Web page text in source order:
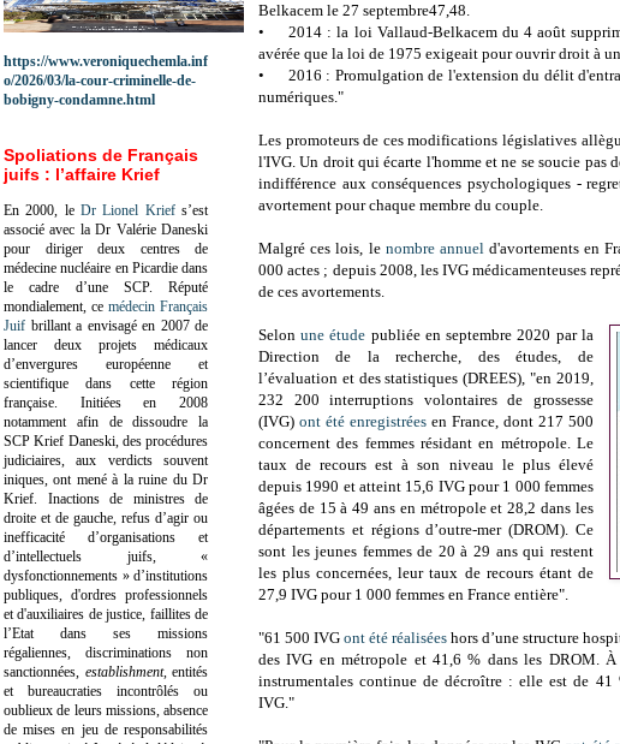
Belkacem le 27 septembre47,48.
•
2014 : la loi Vallaud-Belkacem du 4 août
avérée que la loi de 1975 exigeait pour ouvrir droit à
•
2016 : Promulgation de l'extension du délit
numériques."
Les promoteurs de ces modifications législatives
l'IVG. Un droit qui écarte l'homme et ne se soucie pas
indifférence aux conséquences psychologiques -
avortement pour chaque membre du couple.
Malgré ces lois, le nombre annueld'avortements en
000 actes ; depuis 2008, les IVG médicamenteuses
de ces avortements.
Selonune étude publiée en septembre 2020 par la
Direction de la recherche, des études, de
l’évaluation et des statistiques (DREES), "en 2019,
232 200 interruptions volontaires de grossesse
(IVG) ont été enregistréesen France, dont 217 500
concernent des femmes résidant en métropole. Le
taux de recours est à son niveau le plus élevé
depuis 1990 et atteint 15,6 IVG pour 1 000 femmes
âgées de 15 à 49 ans en métropole et 28,2 dans les
départements et régions d’outre-mer (DROM). Ce
sont les jeunes femmes de 20 à 29 ans qui restent
les plus concernées, leur taux de recours étant de
27,9 IVG pour 1 000 femmes en France entière".
"61 500 IVG ont été réalisées hors d’une structure
des IVG en métropole et 41,6 % dans les DROM.
instrumentales continue de décroître : elle est de
IVG."
https://www.veroniquechemla.inf
o/2026/03/la-cour-criminelle-de-
bobigny-condamne.html
Spoliations de Français
juifs : l’affaire Krief
En 2000, le Dr Lionel Kriefs’est
associé avec la Dr Valérie Daneski
pour diriger deux centres de
médecine nucléaire en Picardie dans
le cadre d’une SCP. Réputé
mondialement, ce médecin Français
Juif brillant a envisagé en 2007 de
lancer deux projets médicaux
d’envergures européenne et
scientifique dans cette région
française. Initiées en 2008
notamment afin de dissoudre la
SCP Krief Daneski, des procédures
judiciaires, aux verdicts souvent
iniques, ont mené à la ruine du Dr
Krief. Inactions de ministres de
droite et de gauche, refus d’agir ou
inefficacité d’organisations et
d’intellectuels juifs, «
dysfonctionnements » d’institutions
publiques, d'ordres professionnels
et d'auxiliaires de justice, faillites de
l’Etat dans ses missions
régaliennes, discriminations non
sanctionnées, establishment, entités
et bureaucraties incontrôlés ou
oublieux de leurs missions, absence
de mises en jeu de responsabilités